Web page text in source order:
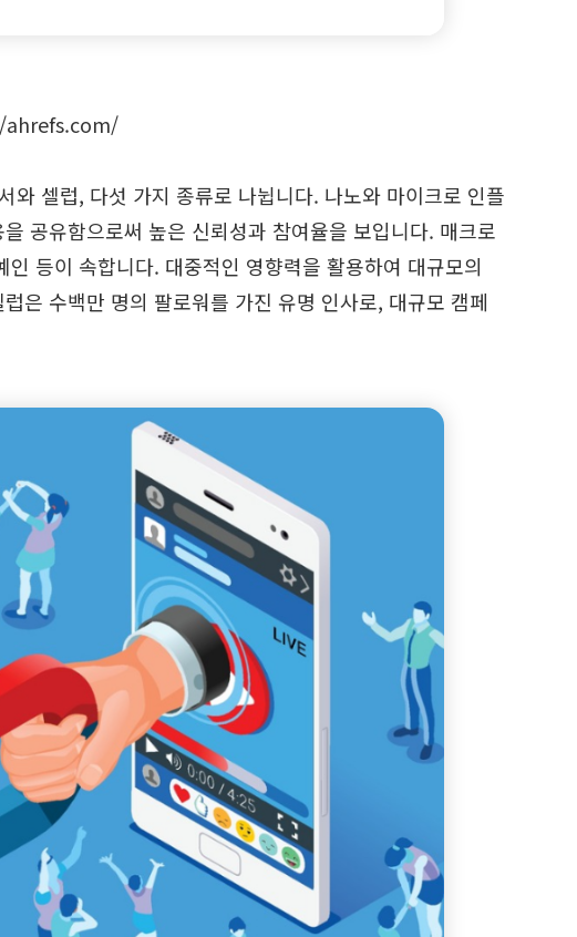
셀럽, 다섯 가지 종류로 나뉩니다. 나노와 마이크로 인플
공유함으로써 높은 신뢰성과 참여율을 보입니다. 매크로
등이 속합니다. 대중적인 영향력을 활용하여 대규모의
은 수백만 명의 팔로워를 가진 유명 인사로, 대규모 캠페